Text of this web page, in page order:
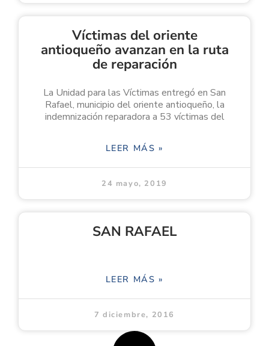
Víctimas del oriente
antioqueño avanzan en la ruta
de reparación
La Unidad para las Víctimas entregó en San
Rafael, municipio del oriente antioqueño, la
indemnización reparadora a 53 víctimas del
LEER MÁS »
24 mayo, 2019
SAN RAFAEL
LEER MÁS »
7 diciembre, 2016